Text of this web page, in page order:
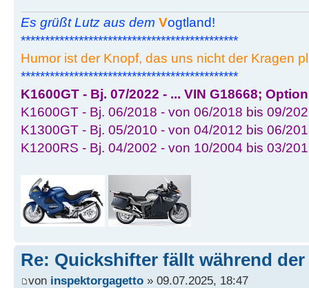
Es grüßt Lutz aus dem Vogtland!
*********************************************
Humor ist der Knopf, das uns nicht der Kragen
*********************************************
K1600GT - Bj. 07/2022 - ... VIN G18668;
K1600GT - Bj. 06/2018 - von 06/2018 bis 09/
K1300GT - Bj. 05/2010 - von 04/2012 bis 06/
K1200RS - Bj. 04/2002 - von 10/2004 bis 03/
Re: Quickshifter fällt während
von inspektorgagetto » 09.07.2025, 18:47